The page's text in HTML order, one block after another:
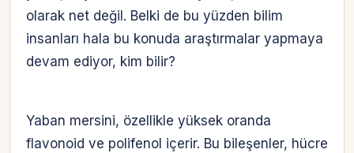
olarak net değil. Belki de bu yüzden bilim
insanları hala bu konuda araştırmalar yapmaya
devam ediyor, kim bilir?
Yaban mersini, özellikle yüksek oranda
flavonoid ve polifenol içerir. Bu bileşenler, hücre